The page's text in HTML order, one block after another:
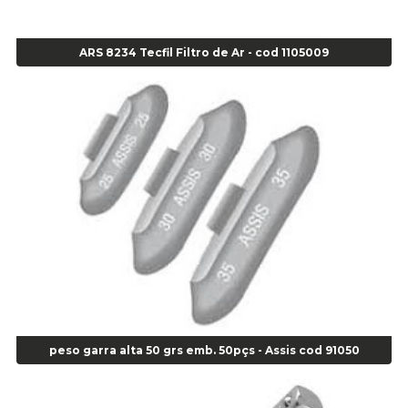
Agulha para Aplicação Vipstem- Vipal - Cod 02558
Alicate Anéis Interno Reto 3.3/8 pol x 6.1/2 pol - cod 00977
Alicate Bico Curvo - Cod 01781
Alicate Bico Reto - Cod 02804
Alicate Bico Reto para Anéis Internos - Cod 00892
Alicate Bico Reto Tipo Telefone - Cod 02911
Alicate Bomba D Água - Cod 01326
Alicate Corte Diagonal - Cod 02138
Alicate Corte Frontal - Cod 02685
Alicate Corte Frontal - Cod 02685
Alicate Corte Lateral Força Dupla - Cod 03105
Alicate de Corte Diagonal - cod 02138
ARS 8234 Tecfil Filtro de Ar - cod 1105009
peso garra alta 50 grs emb. 50pçs - Assis cod 91050